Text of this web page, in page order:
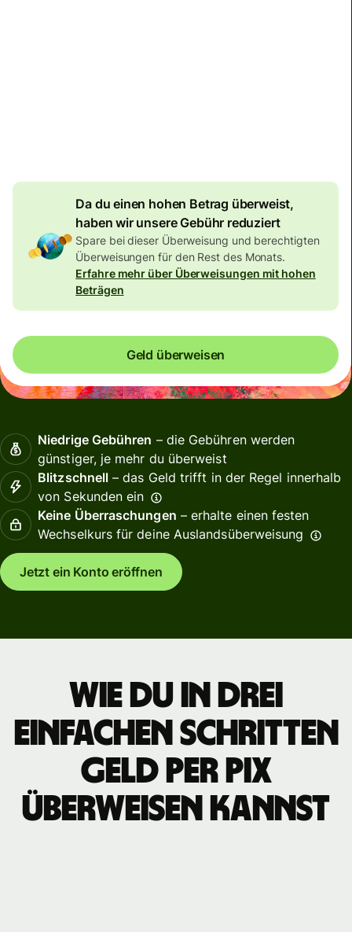
Da du einen hohen Betrag überweist,
haben wir unsere Gebühr reduziert
Spare bei dieser Überweisung und berechtigten
Überweisungen für den Rest des Monats.
Erfahre mehr über Überweisungen mit hohen
Beträgen
Geld überweisen
Niedrige Gebühren – die Gebühren werden
günstiger, je mehr du überweist
Blitzschnell – das Geld trifft in der Regel innerhalb
von Sekunden ein
Keine Überraschungen – erhalte einen festen
Wechselkurs für deine Auslandsüberweisung
Jetzt ein Konto eröffnen
Wie du in drei
einfachen Schritten
Geld per Pix
überweisen kannst